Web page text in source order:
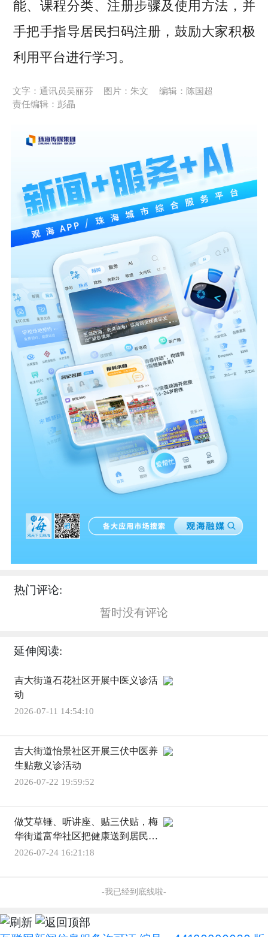
能、课程分类、注册步骤及使用方法，并
手把手指导居民扫码注册，鼓励大家积极
利用平台进行学习。
文字：通讯员吴丽芬 图片：朱文
编辑：陈国超
责任编辑：彭晶
热门评论:
暂时没有评论
延伸阅读:
吉大街道石花社区开展中医义诊活
动
2026-07-11 14:54:10
吉大街道怡景社区开展三伏中医养
生贴敷义诊活动
2026-07-22 19:59:52
做艾草锤、听讲座、贴三伏贴，梅
华街道富华社区把健康送到居民家
门口
2026-07-24 16:21:18
-我已经到底线啦-